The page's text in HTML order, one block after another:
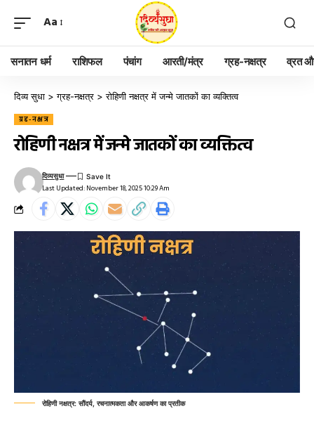
Aa
सनातन धर्म राशिफल पंचांग आरती/मंत्र ग्रह-नक्षत्र व्रत
दिव्य सुधा >ग्रह-नक्षत्र >रोहिणी नक्षत्र में जन्मे जातकों का व्यक्तित्व
ग्रह-नक्षत्र
रोहिणी नक्षत्र में जन्मे जातकों का व्यक्तित्व
Last Updated: November 18, 2025 10:29 Am
दिव्यसुधा
रोहिणी नक्षत्र: सौंदर्य, रचनात्मकता और आकर्षण का प्रतीक